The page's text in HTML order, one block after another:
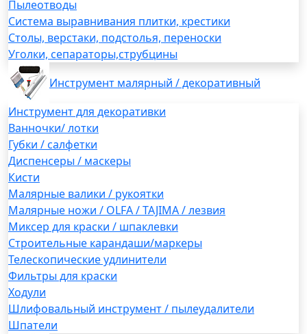
Пылеотводы
Система выравнивания плитки, крестики
Столы, верстаки, подстолья, переноски
Уголки, сепараторы,струбцины
Инструмент малярный / декоративный
Инструмент для декоративки
Ванночки/ лотки
Губки / салфетки
Диспенсеры / маскеры
Кисти
Малярные валики / рукоятки
Малярные ножи / OLFA / TAJIMA / лезвия
Миксер для краски / шпаклевки
Строительные карандаши/маркеры
Телескопические удлинители
Фильтры для краски
Ходули
Шлифовальный инструмент / пылеудалители
Шпатели